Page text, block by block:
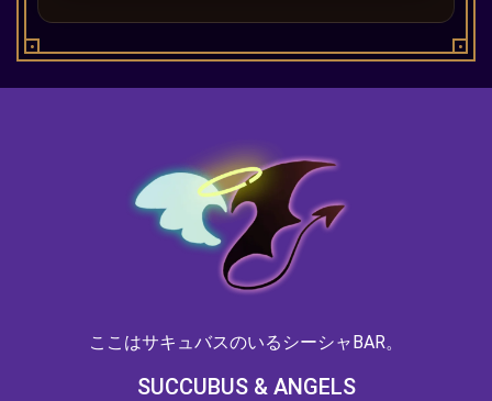
ここはサキュバスのいるシーシャBAR。
SUCCUBUS & ANGELS